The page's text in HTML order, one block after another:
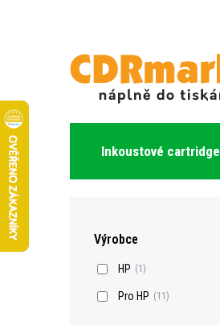
Inkoustové cartridge
Výrobce
HP (1)
Pro HP (11)